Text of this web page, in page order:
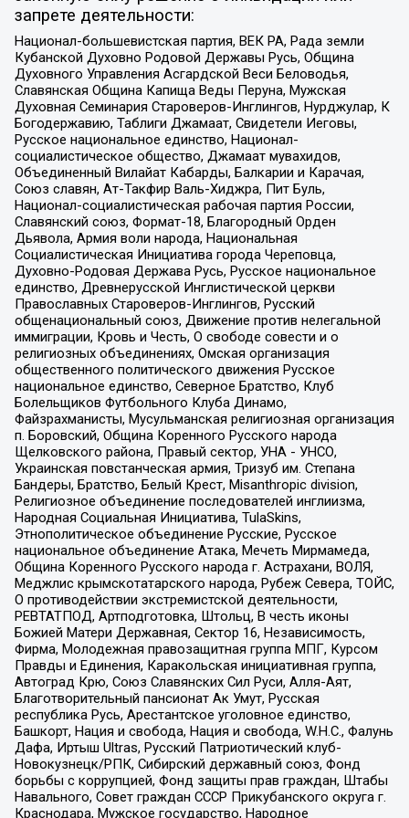
запрете деятельности:
Национал-большевистская партия, ВЕК РА, Рада земли
Кубанской Духовно Родовой Державы Русь, Община
Духовного Управления Асгардской Веси Беловодья,
Славянская Община Капища Веды Перуна, Мужская
Духовная Семинария Староверов-Инглингов, Нурджулар, К
Богодержавию, Таблиги Джамаат, Свидетели Иеговы,
Русское национальное единство, Национал-
социалистическое общество, Джамаат мувахидов,
Объединенный Вилайат Кабарды, Балкарии и Карачая,
Союз славян, Ат-Такфир Валь-Хиджра, Пит Буль,
Национал-социалистическая рабочая партия России,
Славянский союз, Формат-18, Благородный Орден
Дьявола, Армия воли народа, Национальная
Социалистическая Инициатива города Череповца,
Духовно-Родовая Держава Русь, Русское национальное
единство, Древнерусской Инглистической церкви
Православных Староверов-Инглингов, Русский
общенациональный союз, Движение против нелегальной
иммиграции, Кровь и Честь, О свободе совести и о
религиозных объединениях, Омская организация
общественного политического движения Русское
национальное единство, Северное Братство, Клуб
Болельщиков Футбольного Клуба Динамо,
Файзрахманисты, Мусульманская религиозная организация
п. Боровский, Община Коренного Русского народа
Щелковского района, Правый сектор, УНА - УНСО,
Украинская повстанческая армия, Тризуб им. Степана
Бандеры, Братство, Белый Крест, Misanthropic division,
Религиозное объединение последователей инглиизма,
Народная Социальная Инициатива, TulaSkins,
Этнополитическое объединение Русские, Русское
национальное объединение Атака, Мечеть Мирмамеда,
Община Коренного Русского народа г. Астрахани, ВОЛЯ,
Меджлис крымскотатарского народа, Рубеж Севера, ТОЙС,
О противодействии экстремистской деятельности,
РЕВТАТПОД, Артподготовка, Штольц, В честь иконы
Божией Матери Державная, Сектор 16, Независимость,
Фирма, Молодежная правозащитная группа МПГ, Курсом
Правды и Единения, Каракольская инициативная группа,
Автоград Крю, Союз Славянских Сил Руси, Алля-Аят,
Благотворительный пансионат Ак Умут, Русская
республика Русь, Арестантское уголовное единство,
Башкорт, Нация и свобода, Нация и свобода, W.H.С., Фалунь
Дафа, Иртыш Ultras, Русский Патриотический клуб-
Новокузнецк/РПК, Сибирский державный союз, Фонд
борьбы с коррупцией, Фонд защиты прав граждан, Штабы
Навального, Совет граждан СССР Прикубанского округа г.
Краснодара, Мужское государство, Народное